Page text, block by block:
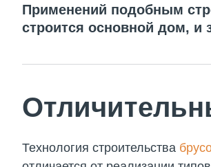
Применений подобным
строится основной дом, и
Технология строительства